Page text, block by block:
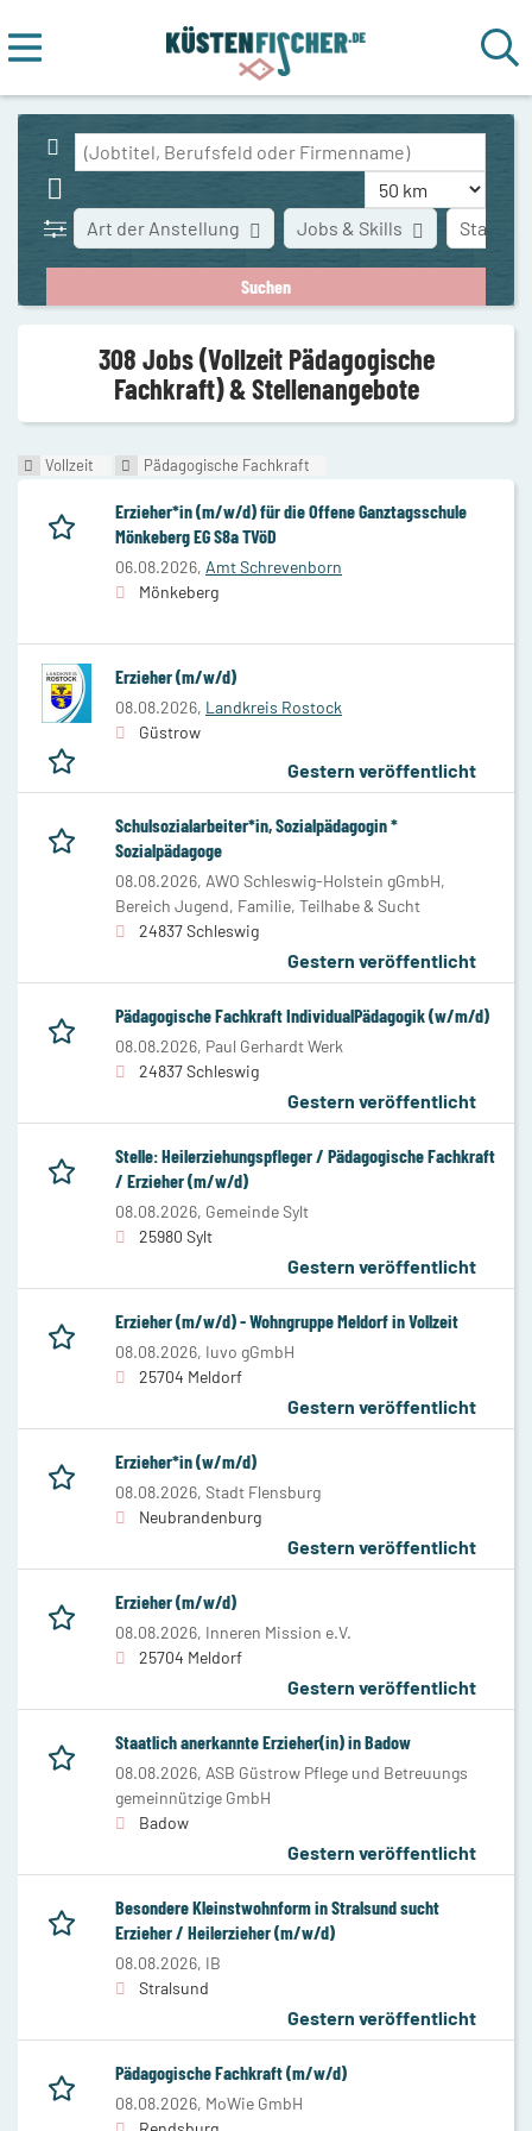
Stadt
Art der Anstellung Jobs & Skills
308 Jobs (Vollzeit Pädagogische
Fachkraft) & Stellenangebote
Vollzeit Pädagogische Fachkraft
Erzieher*in (m/w/d) für die Offene Ganztagsschule
Mönkeberg EG S8a TVöD
06.08.2026, Amt Schrevenborn
Mönkeberg
Erzieher (m/w/d)
08.08.2026, Landkreis Rostock
Güstrow
Gestern veröffentlicht
Schulsozialarbeiter*in, Sozialpädagogin *
Sozialpädagoge
08.08.2026, AWO Schleswig-Holstein gGmbH,
Bereich Jugend, Familie, Teilhabe & Sucht
24837 Schleswig
Gestern veröffentlicht
Pädagogische Fachkraft IndividualPädagogik (w/m/d)
08.08.2026, Paul Gerhardt Werk
24837 Schleswig
Gestern veröffentlicht
Stelle: Heilerziehungspfleger / Pädagogische Fachkraft
/ Erzieher (m/w/d)
08.08.2026, Gemeinde Sylt
25980 Sylt
Gestern veröffentlicht
Erzieher (m/w/d) - Wohngruppe Meldorf in Vollzeit
08.08.2026, Iuvo gGmbH
25704 Meldorf
Gestern veröffentlicht
Erzieher*in (w/m/d)
08.08.2026, Stadt Flensburg
Neubrandenburg
Gestern veröffentlicht
Erzieher (m/w/d)
08.08.2026, Inneren Mission e.V.
25704 Meldorf
Gestern veröffentlicht
Staatlich anerkannte Erzieher(in) in Badow
08.08.2026, ASB Güstrow Pflege und Betreuungs
gemeinnützige GmbH
Badow
Gestern veröffentlicht
Besondere Kleinstwohnform in Stralsund sucht
Erzieher / Heilerzieher (m/w/d)
08.08.2026, IB
Stralsund
Gestern veröffentlicht
Pädagogische Fachkraft (m/w/d)
08.08.2026, MoWie GmbH